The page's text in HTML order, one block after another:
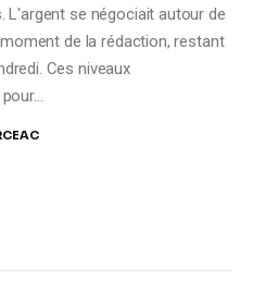
L'argent se négociait autour de
de la rédaction, restant
Ces niveaux